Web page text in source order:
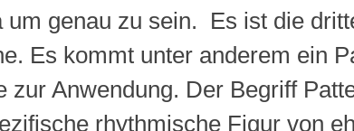
genau zu sein. Es ist die
Es kommt unter anderem ein
Anwendung. Der Begriff
rhythmische Figur von